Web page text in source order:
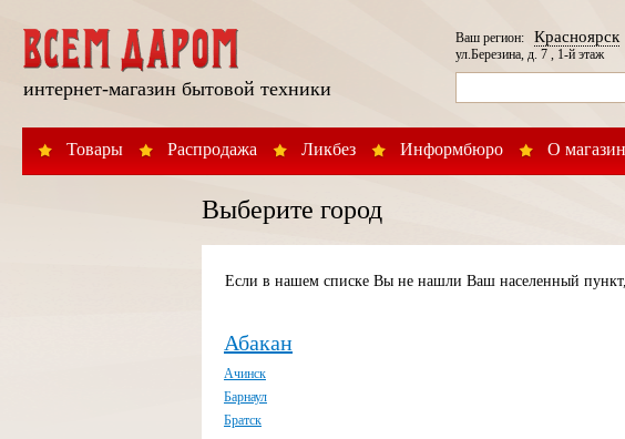
интернет-магазин бытовой техники
Товары Распродажа Ликбез Информбюро О
Ваш регион:Красноярск
ул.Березина, д. 7 , 1-й этаж
Выберите город
Если в нашем списке Вы не нашли Ваш населенный
Абакан
Ачинск
Барнаул
Братск